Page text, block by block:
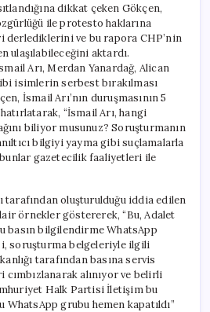
dikkat çeken Gökçen,
ile protesto haklarına
derlediklerini ve bu rapora CHP’nin
aktardı.
Arı, Merdan Yanardağ, Alican
isimlerin serbest bırakılması
İsmail Arı’nın duruşmasının 5
“İsmail Arı, hangi
biliyor musunuz? Soruşturmanın
bilgiyi yayma gibi suçlamalarla
bunlar gazetecilik faaliyetleri ile
tarafından oluşturulduğu iddia edilen
örnekler göstererek, “Bu, Adalet
basın bilgilendirme WhatsApp
soruşturma belgeleriyle ilgili
tarafından basına servis
alınıyor ve belirli
Halk Partisi İletişim bu
WhatsApp grubu hemen kapatıldı”